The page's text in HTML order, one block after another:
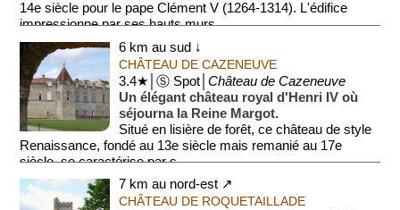
14e siècle pour le pape Clément V (1264-1314). L'édifice
impressionne par ses hauts murs...
6 km au sud ↓
CHÂTEAU DE CAZENEUVE
3.4★│Ⓢ Spot│Château de Cazeneuve
Un élégant château royal d'Henri IV où
séjourna la Reine Margot.
Situé en lisière de forêt, ce château de style
Renaissance, fondé au 13e siècle mais remanié au 17e
siècle, se caractérise par s...
7 km au nord-est ↗
CHÂTEAU DE ROQUETAILLADE